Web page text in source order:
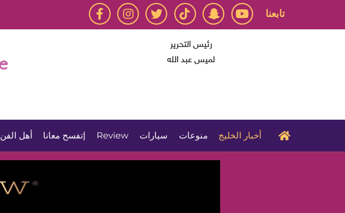
تابعنا
رئيس التحرير
لميس عبد الله
أخبار الخليج منوعات سيارات Review إتفسح معانا أهل الفن